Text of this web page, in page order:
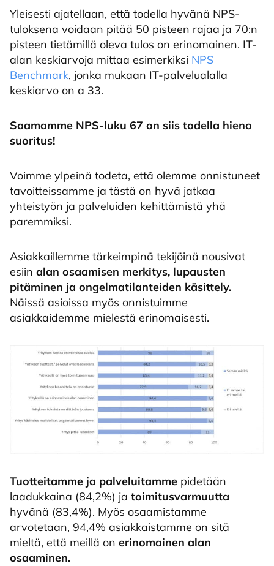
Yleisesti ajatellaan, että todella hyvänä NPS-
tuloksena voidaan pitää 50 pisteen rajaa ja 70:n
pisteen tietämillä oleva tulos on erinomainen. IT-
alan keskiarvoja mittaa esimerkiksi NPS
Benchmark, jonka mukaan IT-palvelualalla
keskiarvo on a 33.
Saamamme NPS-luku 67 on siis todella hieno
suoritus!
Voimme ylpeinä todeta, että olemme onnistuneet
tavoitteissamme ja tästä on hyvä jatkaa
yhteistyön ja palveluiden kehittämistä yhä
paremmiksi.
Asiakkaillemme tärkeimpinä tekijöinä nousivat
esiin alan osaamisen merkitys, lupausten
pitäminen ja ongelmatilanteiden käsittely.
Näissä asioissa myös onnistuimme
asiakkaidemme mielestä erinomaisesti.
Tuotteitamme ja palveluitamme pidetään
laadukkaina (84,2%) ja toimitusvarmuutta
hyvänä (83,4%). Myös osaamistamme
arvotetaan, 94,4% asiakkaistamme on sitä
mieltä, että meillä on erinomainen alan
osaaminen.